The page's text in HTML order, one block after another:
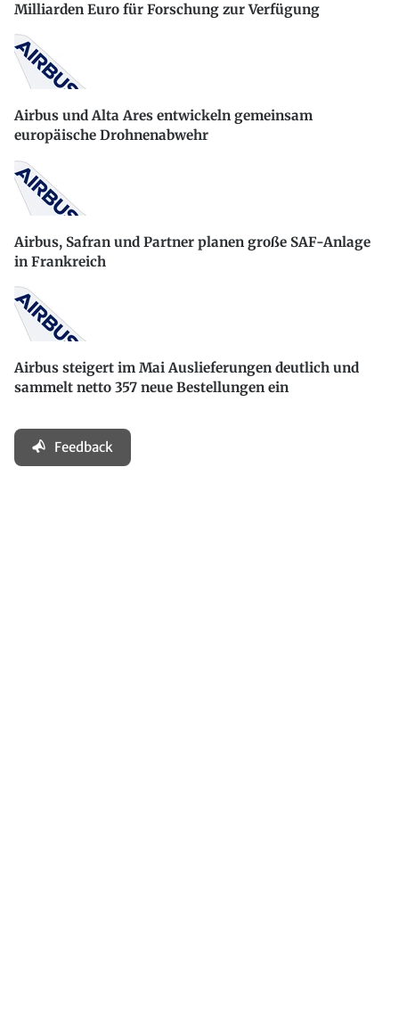
Milliarden Euro für Forschung zur Verfügung
Airbus und Alta Ares entwickeln gemeinsam
europäische Drohnenabwehr
Airbus, Safran und Partner planen große SAF-Anlage
in Frankreich
Airbus steigert im Mai Auslieferungen deutlich und
sammelt netto 357 neue Bestellungen ein
Feedback